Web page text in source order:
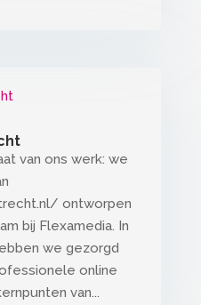
van ons werk: we
ontworpen
bij Flexamedia. In
we gezorgd
online
van...